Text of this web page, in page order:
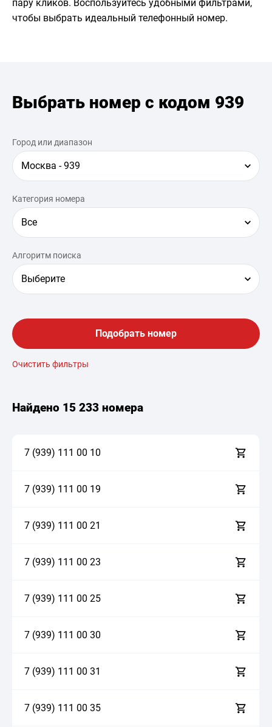
пару кликов. Воспользуйтесь удобными фильтрами,
чтобы выбрать идеальный телефонный номер.
Выбрать номер с кодом 939
Город или диапазон
Москва - 939
Категория номера
Все
Алгоритм поиска
Выберите
Подобрать номер
Очистить фильтры
Найдено 15 233 номера
7 (939) 1 1 1 00 10
7 (939) 1 1 1 00 19
7 (939) 1 1 1 00 21
7 (939) 1 1 1 00 23
7 (939) 1 1 1 00 25
7 (939) 1 1 1 00 30
7 (939) 1 1 1 00 31
7 (939) 1 1 1 00 35